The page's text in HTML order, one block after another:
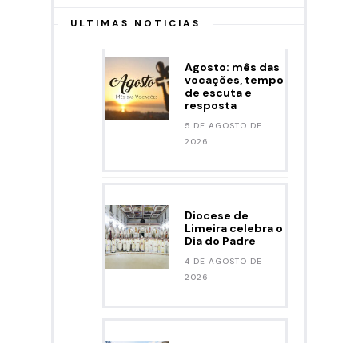
ULTIMAS NOTICIAS
Agosto: mês das
vocações, tempo
de escuta e
resposta
5 DE AGOSTO DE
2026
Diocese de
Limeira celebra o
Dia do Padre
4 DE AGOSTO DE
2026